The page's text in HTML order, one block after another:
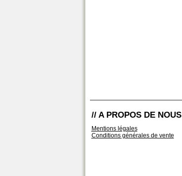
// A PROPOS DE NOUS
Mentions légales
Conditions générales de vente